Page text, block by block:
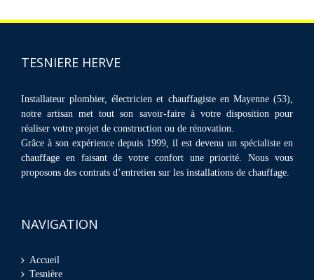
TESNIERE HERVE
Installateur plombier, électricien et chauffagiste en Mayenne (53),
notre artisan met tout son savoir-faire à votre disposition pour
réaliser votre projet de construction ou de rénovation.
Grâce à son expérience depuis 1999, il est devenu un spécialiste en
chauffage en faisant de votre confort une priorité. Nous vous
proposons des contrats d’entretien sur les installations de chauffage.
NAVIGATION
Accueil
Tesnière